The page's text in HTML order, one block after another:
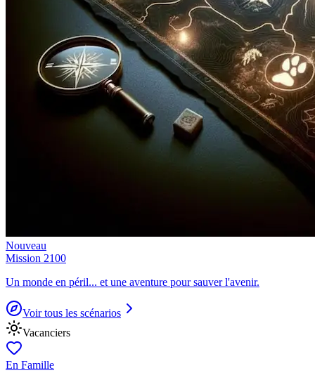
Nouveau
Mission 2100
Un monde en péril... et une aventure pour sauver l'avenir.
Voir tous les scénarios
Vacanciers
En Famille